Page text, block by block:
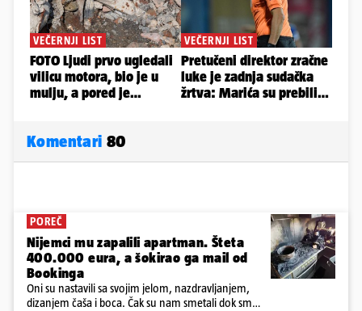
Komentari 80
POREČ
Nijemci mu zapalili apartman. Šteta
400.000 eura, a šokirao ga mail od
Bookinga
Oni su nastavili sa svojim jelom, nazdravljanjem,
dizanjem čaša i boca. Čak su nam smetali dok smo